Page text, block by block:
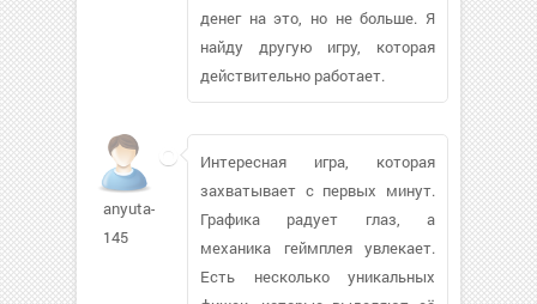
денег на это, но не больше. Я
найду другую игру, которая
действительно работает.
anyuta-
145
Интересная игра, которая
захватывает с первых минут.
Графика радует глаз, а
механика геймплея увлекает.
Есть несколько уникальных